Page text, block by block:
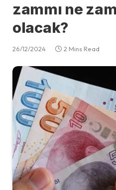
zammı ne
olacak?
26/12/2024 2 Mins Read